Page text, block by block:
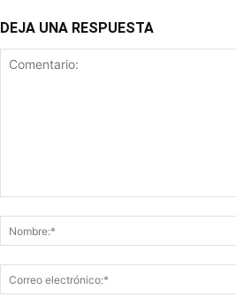
DEJA UNA RESPUESTA